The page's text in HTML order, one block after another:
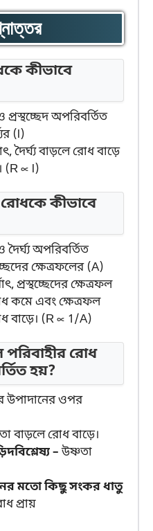
কীভাবে
অপরিবর্তিত
(l)
দৈর্ঘ্য বাড়লে রোধ বাড়ে
(R ∝ l)
রোধকে কীভাবে
অপরিবর্তিত
ক্ষেত্রফলের (A)
প্রস্থচ্ছেদের ক্ষেত্রফল
কমে এবং ক্ষেত্রফল
বাড়ে। (R ∝ 1/A)
রোধ
হয়?
উপাদানের ওপর
বাড়লে রোধ বাড়ে।
–উষ্ণতা
মতো কিছু সংকর ধাতু
প্রায়